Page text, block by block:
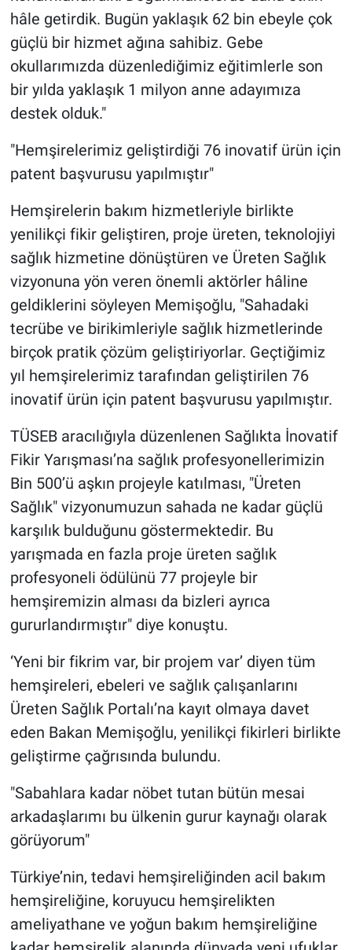
hâle getirdik. Bugün yaklaşık 62 bin ebeyle çok
güçlü bir hizmet ağına sahibiz. Gebe
okullarımızda düzenlediğimiz eğitimlerle son
bir yılda yaklaşık 1 milyon anne adayımıza
destek olduk."
"Hemşirelerimiz geliştirdiği 76 inovatif ürün için
patent başvurusu yapılmıştır"
Hemşirelerin bakım hizmetleriyle birlikte
yenilikçi fikir geliştiren, proje üreten, teknolojiyi
sağlık hizmetine dönüştüren ve Üreten Sağlık
vizyonuna yön veren önemli aktörler hâline
geldiklerini söyleyen Memişoğlu, "Sahadaki
tecrübe ve birikimleriyle sağlık hizmetlerinde
birçok pratik çözüm geliştiriyorlar. Geçtiğimiz
yıl hemşirelerimiz tarafından geliştirilen 76
inovatif ürün için patent başvurusu yapılmıştır.
TÜSEB aracılığıyla düzenlenen Sağlıkta İnovatif
Fikir Yarışması’na sağlık profesyonellerimizin
Bin 500’ü aşkın projeyle katılması, "Üreten
Sağlık" vizyonumuzun sahada ne kadar güçlü
karşılık bulduğunu göstermektedir. Bu
yarışmada en fazla proje üreten sağlık
profesyoneli ödülünü 77 projeyle bir
hemşiremizin alması da bizleri ayrıca
gururlandırmıştır" diye konuştu.
‘Yeni bir fikrim var, bir projem var’ diyen tüm
hemşireleri, ebeleri ve sağlık çalışanlarını
Üreten Sağlık Portalı’na kayıt olmaya davet
eden Bakan Memişoğlu, yenilikçi fikirleri birlikte
geliştirme çağrısında bulundu.
"Sabahlara kadar nöbet tutan bütün mesai
arkadaşlarımı bu ülkenin gurur kaynağı olarak
görüyorum"
Türkiye’nin, tedavi hemşireliğinden acil bakım
hemşireliğine, koruyucu hemşirelikten
ameliyathane ve yoğun bakım hemşireliğine